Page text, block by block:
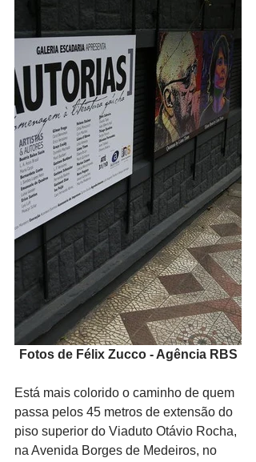
Fotos de Félix Zucco - Agência RBS
Está mais colorido o caminho de quem
passa pelos 45 metros de extensão do
piso superior do Viaduto Otávio Rocha,
na Avenida Borges de Medeiros, no